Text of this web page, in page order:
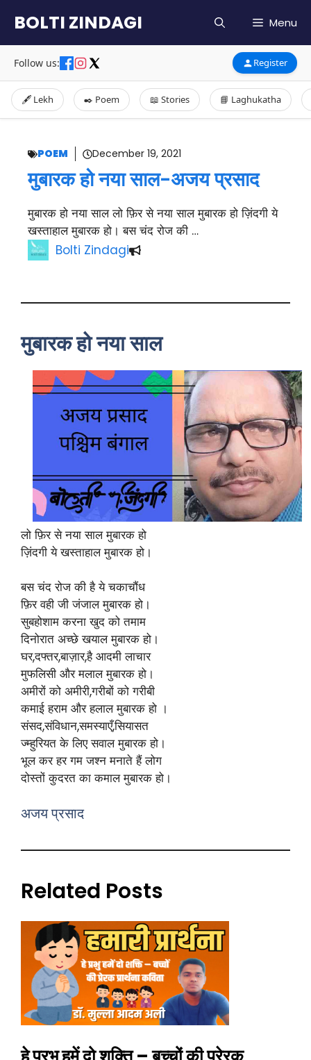
content
BOLTI ZINDAGI Menu
Follow us: Register
🖋️ Lekh ✒️ Poem 📖 Stories 📘 Laghukatha
POEM December 19, 2021
मुबारक हो नया साल-अजय प्रसाद
मुबारक हो नया साल लो फ़िर से नया साल मुबारक हो ज़िंदगी ये
खस्ताहाल मुबारक हो। बस चंद रोज की …
Bolti Zindagi
मुबारक हो नया साल
लो फ़िर से नया साल मुबारक हो
ज़िंदगी ये खस्ताहाल मुबारक हो।
बस चंद रोज की है ये चकाचौंध
फ़िर वही जी जंजाल मुबारक हो।
सुबहोशाम करना खुद को तमाम
दिनोरात अच्छे खयाल मुबारक हो।
घर,दफ्तर,बाज़ार,है आदमी लाचार
मुफलिसी और मलाल मुबारक हो।
अमीरों को अमीरी,गरीबों को गरीबी
कमाई हराम और हलाल मुबारक हो ।
संसद,संविधान,समस्याएँ,सियासत
ज्म्हुरियत के लिए सवाल मुबारक हो।
भूल कर हर गम जश्न मनाते हैं लोग
दोस्तों कुदरत का कमाल मुबारक हो।
अजय प्रसाद
Related Posts